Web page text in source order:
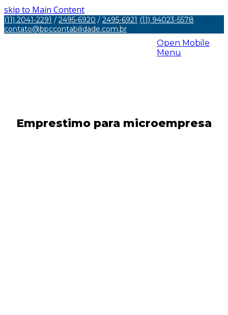
skip to Main Content
(11) 2041-2291 / 2495-6920 / 2495-6921 (11) 94023-5578
contato@bpccontabilidade.com.br
Open Mobile
Menu
Emprestimo para microempresa